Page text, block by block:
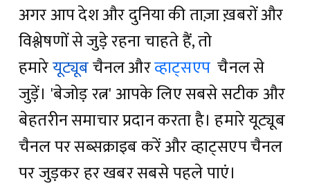
अगर आप देश और दुनिया की ताज़ा ख़बरों और
विश्लेषणों से जुड़े रहना चाहते हैं, तो
हमारेयूट्यूबचैनल औरव्हाट्सएपचैनल से
जुड़ें। 'बेजोड़ रत्न' आपके लिए सबसे सटीक और
बेहतरीन समाचार प्रदान करता है। हमारे यूट्यूब
चैनल पर सब्सक्राइब करें और व्हाट्सएप चैनल
पर जुड़कर हर खबर सबसे पहले पाएं।